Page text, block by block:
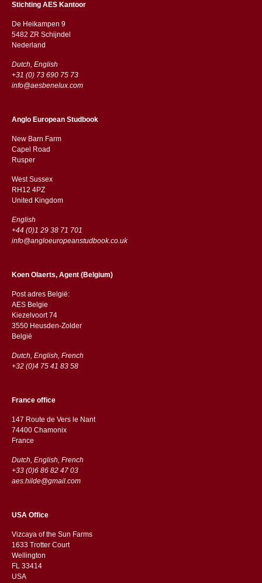
Stichting AES Kantoor
De Heikampen 9
5482 ZR Schijndel
​​Nederland
Dutch, English
+31 (0) 73 690 75 73
info@aesbenelux.com
Anglo European Studbook
New Barn Farm
Capel Road
​​Rusper
West Sussex
RH12 4PZ
​​United Kingdom
English
+44 (0)1 29 38 71 701
info@angloeuropeanstudbook.co.uk
Koen Olaerts, Agent (Belgium)
Post adres België:
AES Belgie
Kiezelvoort 74
3550 Heusden-Zolder
België
Dutch, English, French
+32 (0)4 75 41 83 58
France office
147 Route de Vers le Nant
74400 Chamonix
France
Dutch, English, French
+33 (0)6 86 82 47 03
aes.hilde@gmail.com
USA Office
Vizcaya of the Sun Farms
1633 Trotter Court
Wellington
FL 33414
USA